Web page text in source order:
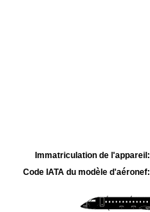
Immatriculation de l'appareil:
Code IATA du modèle d'aéronef: